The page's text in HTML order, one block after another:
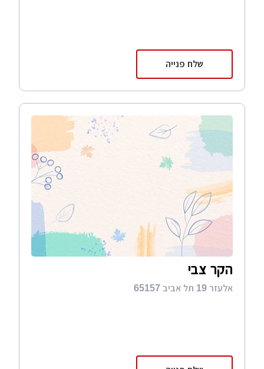
שלח פנייה
הקר צבי
אלעזר 19 תל אביב 65157